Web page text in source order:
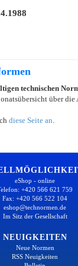
technischen
über
diese Seite an.
eShop - online
+420 566 621 759
Fax: +420 566 522 104
eshop@technormen.de
Im Sitz der Gesellschaft
NEUIGKEITEN
Neue Normen
RSS Neuigkeiten